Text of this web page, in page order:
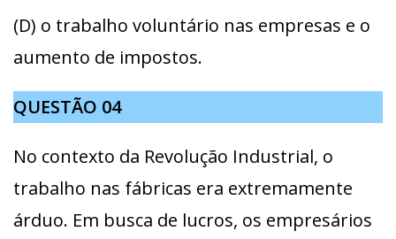
(D) o trabalho voluntário nas empresas e o
aumento de impostos.
QUESTÃO 04
No contexto da Revolução Industrial, o
trabalho nas fábricas era extremamente
árduo. Em busca de lucros, os empresários